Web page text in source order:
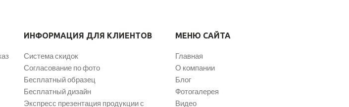
ИНФОРМАЦИЯ ДЛЯ КЛИЕНТОВ
Система скидок
Согласование по фото
Бесплатный образец
Бесплатный дизайн
Экспресс презентация продукции с
МЕНЮ САЙТА
Главная
О компании
Блог
Фотогалерея
Видео